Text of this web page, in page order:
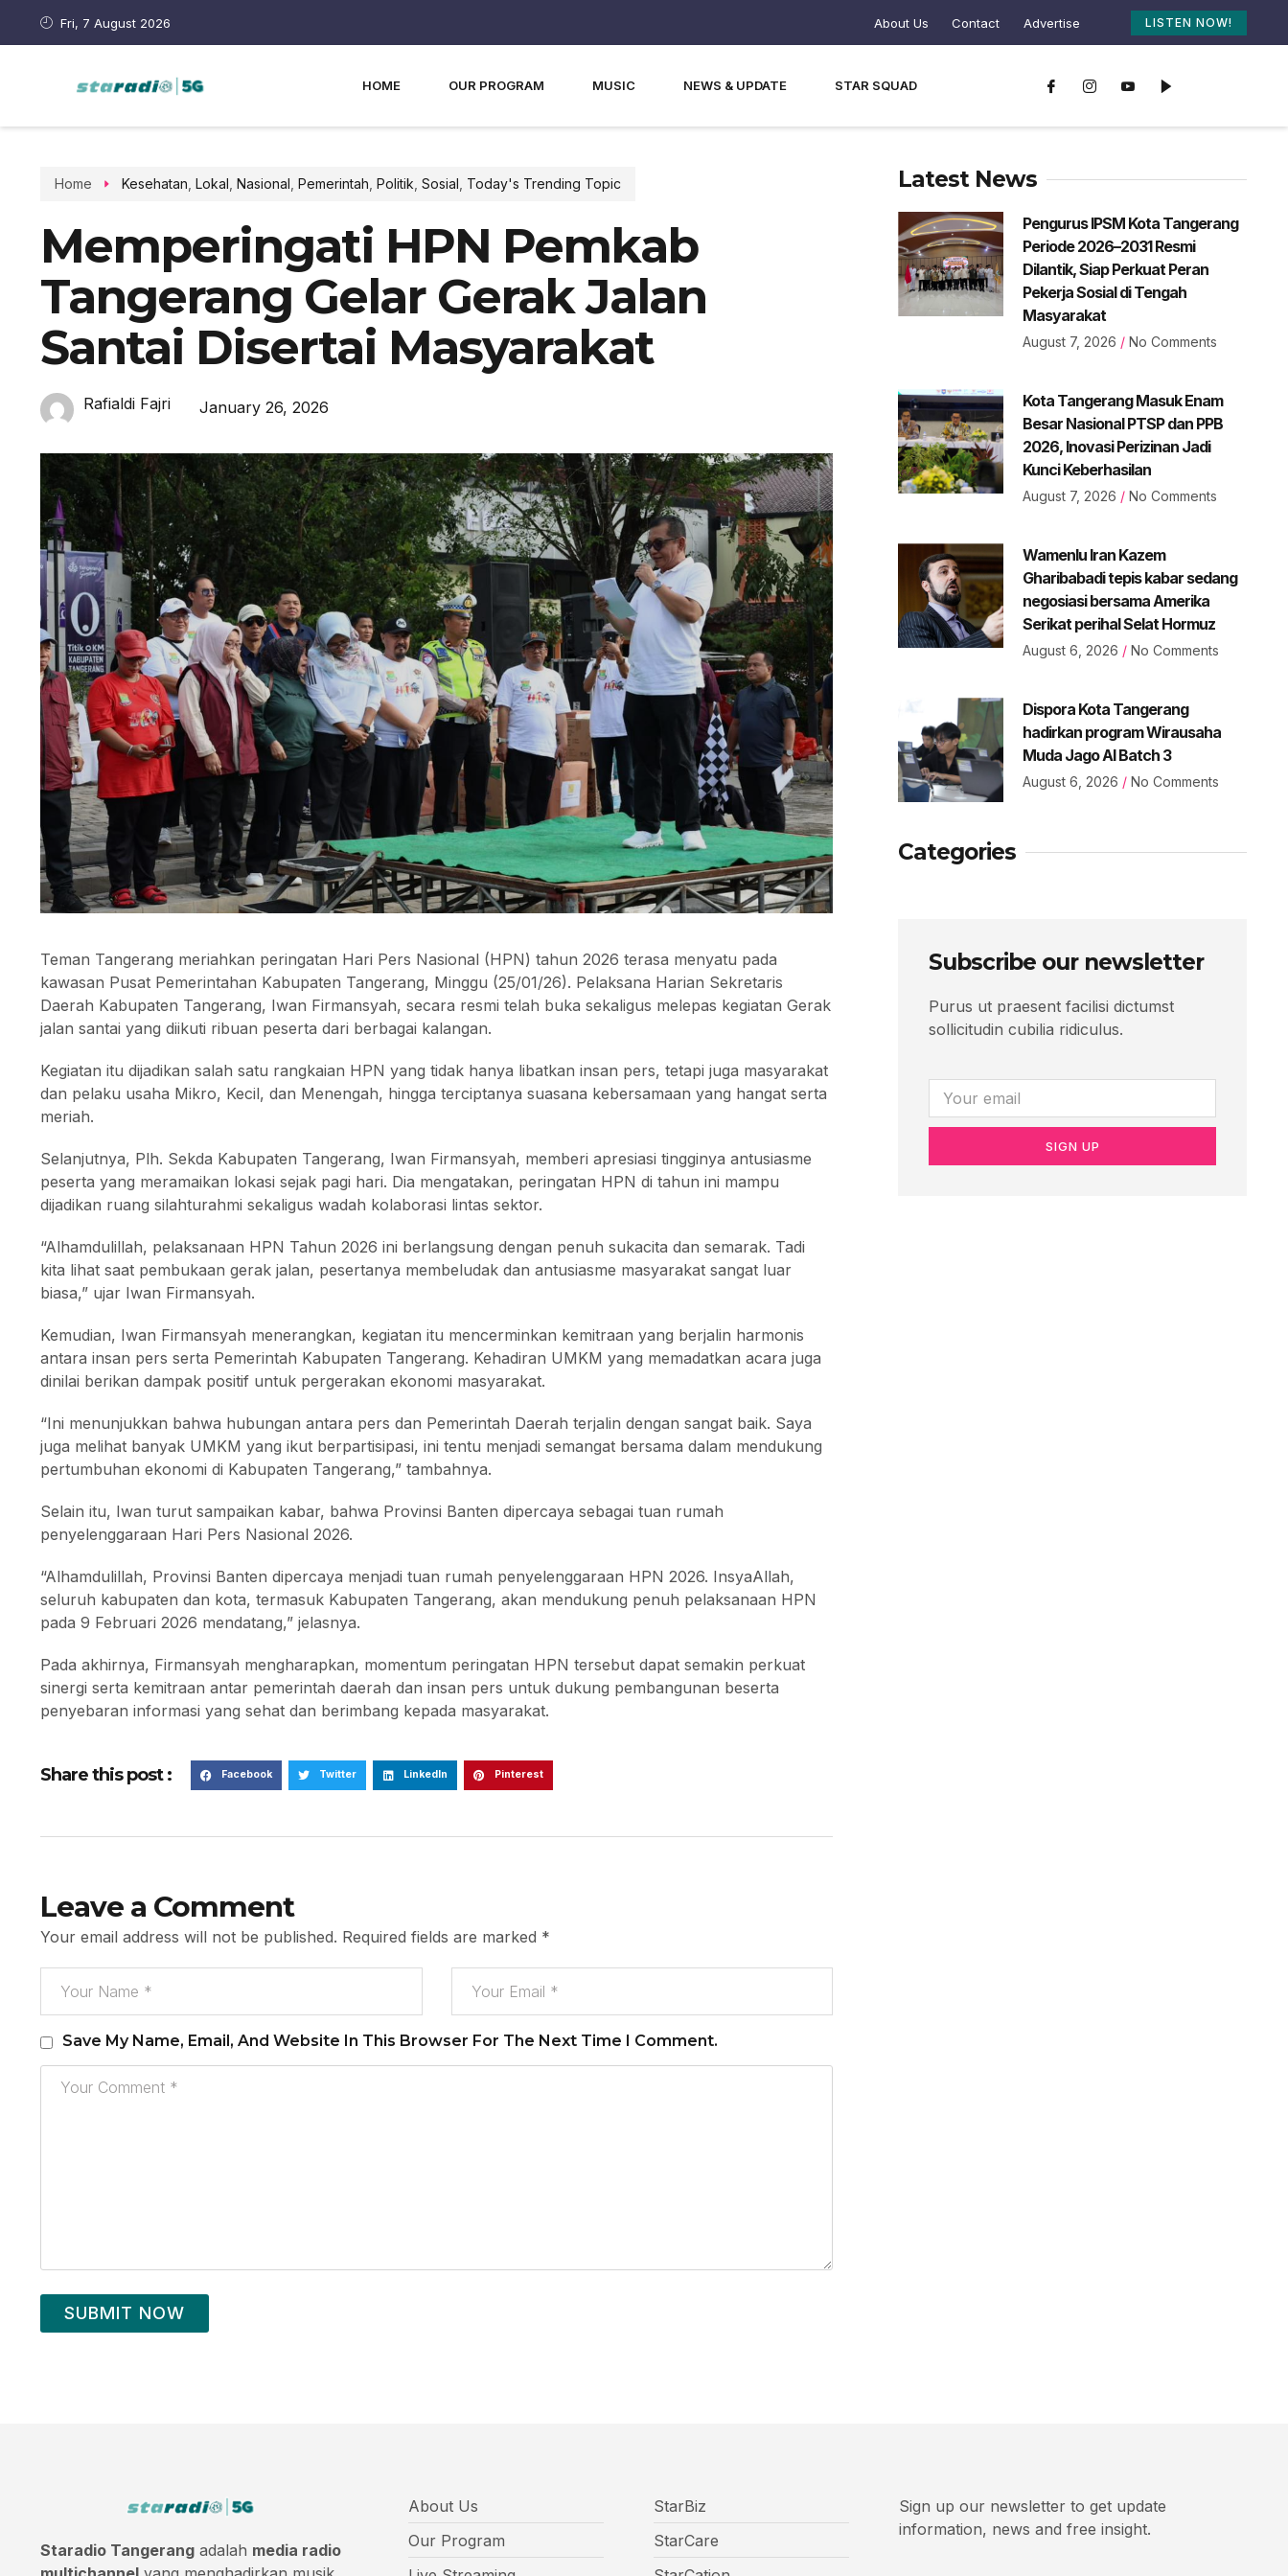
Fri, 7 August 2026 About Us Contact Advertise LISTEN NOW!
HOME OUR PROGRAM MUSIC NEWS & UPDATE STAR SQUAD
Home Kesehatan Lokal Nasional Pemerintah Politik Sosial Today's Trending Topic
Memperingati HPN Pemkab
Tangerang Gelar Gerak Jalan
Santai Disertai Masyarakat
Rafialdi Fajri January 26, 2026
Teman Tangerang meriahkan peringatan Hari Pers Nasional (HPN) tahun 2026 terasa menyatu pada
kawasan Pusat Pemerintahan Kabupaten Tangerang, Minggu (25/01/26). Pelaksana Harian Sekretaris
Daerah Kabupaten Tangerang, Iwan Firmansyah, secara resmi telah buka sekaligus melepas kegiatan Gerak
jalan santai yang diikuti ribuan peserta dari berbagai kalangan.
Kegiatan itu dijadikan salah satu rangkaian HPN yang tidak hanya libatkan insan pers, tetapi juga masyarakat
dan pelaku usaha Mikro, Kecil, dan Menengah, hingga terciptanya suasana kebersamaan yang hangat serta
meriah.
Selanjutnya, Plh. Sekda Kabupaten Tangerang, Iwan Firmansyah, memberi apresiasi tingginya antusiasme
peserta yang meramaikan lokasi sejak pagi hari. Dia mengatakan, peringatan HPN di tahun ini mampu
dijadikan ruang silahturahmi sekaligus wadah kolaborasi lintas sektor.
“Alhamdulillah, pelaksanaan HPN Tahun 2026 ini berlangsung dengan penuh sukacita dan semarak. Tadi
kita lihat saat pembukaan gerak jalan, pesertanya membeludak dan antusiasme masyarakat sangat luar
biasa,” ujar Iwan Firmansyah.
Kemudian, Iwan Firmansyah menerangkan, kegiatan itu mencerminkan kemitraan yang berjalin harmonis
antara insan pers serta Pemerintah Kabupaten Tangerang. Kehadiran UMKM yang memadatkan acara juga
dinilai berikan dampak positif untuk pergerakan ekonomi masyarakat.
“Ini menunjukkan bahwa hubungan antara pers dan Pemerintah Daerah terjalin dengan sangat baik. Saya
juga melihat banyak UMKM yang ikut berpartisipasi, ini tentu menjadi semangat bersama dalam mendukung
pertumbuhan ekonomi di Kabupaten Tangerang,” tambahnya.
Selain itu, Iwan turut sampaikan kabar, bahwa Provinsi Banten dipercaya sebagai tuan rumah
penyelenggaraan Hari Pers Nasional 2026.
“Alhamdulillah, Provinsi Banten dipercaya menjadi tuan rumah penyelenggaraan HPN 2026. InsyaAllah,
seluruh kabupaten dan kota, termasuk Kabupaten Tangerang, akan mendukung penuh pelaksanaan HPN
pada 9 Februari 2026 mendatang,” jelasnya.
Pada akhirnya, Firmansyah mengharapkan, momentum peringatan HPN tersebut dapat semakin perkuat
sinergi serta kemitraan antar pemerintah daerah dan insan pers untuk dukung pembangunan beserta
penyebaran informasi yang sehat dan berimbang kepada masyarakat.
Share this post : Facebook Twitter LinkedIn Pinterest
Leave a Comment
Your email address will not be published. Required fields are marked *
Save My Name, Email, And Website In This Browser For The Next Time I Comment.
SUBMIT NOW
Latest News
Pengurus IPSM Kota Tangerang
Periode 2026–2031 Resmi
Dilantik, Siap Perkuat Peran
Pekerja Sosial di Tengah
Masyarakat
August 7, 2026 No Comments
Kota Tangerang Masuk Enam
Besar Nasional PTSP dan PPB
2026, Inovasi Perizinan Jadi
Kunci Keberhasilan
August 7, 2026 No Comments
Wamenlu Iran Kazem
Gharibabadi tepis kabar sedang
negosiasi bersama Amerika
Serikat perihal Selat Hormuz
August 6, 2026 No Comments
Dispora Kota Tangerang
hadirkan program Wirausaha
Muda Jago AI Batch 3
August 6, 2026 No Comments
Categories
Subscribe our newsletter
Purus ut praesent facilisi dictumst
sollicitudin cubilia ridiculus.
SIGN UP
Staradio Tangerang adalah media radio
About Us
Our Program
StarBiz
StarCare
Sign up our newsletter to get update
information, news and free insight.